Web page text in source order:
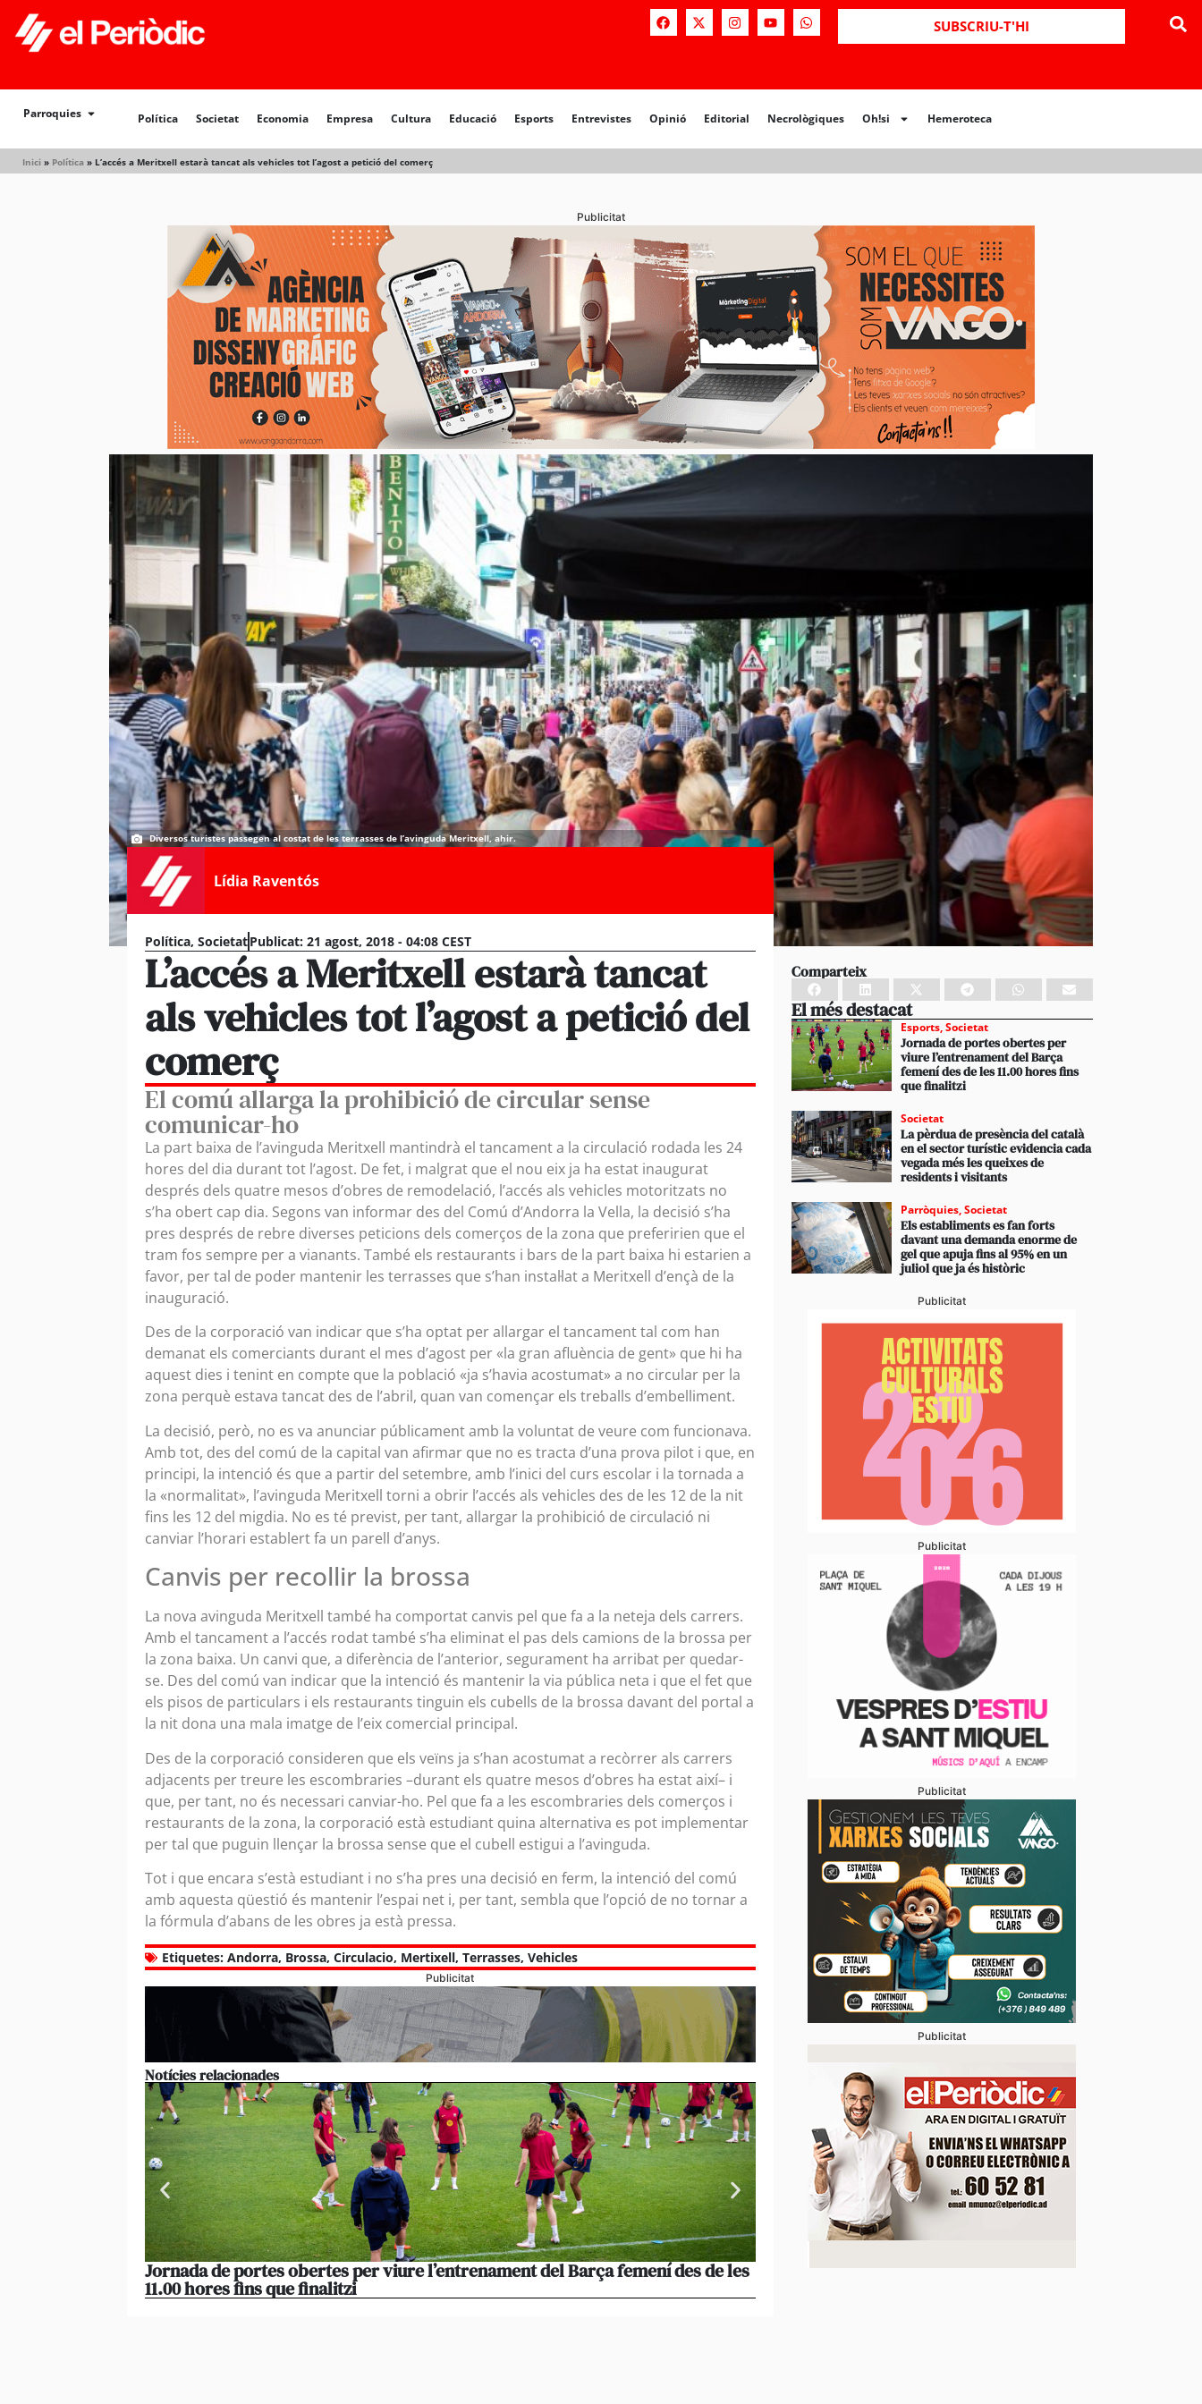
SUBSCRIU-T'HI
Parroquies Política Societat Economia Empresa Cultura Educació Esports Entrevistes Opinió Editorial Necrològiques Oh!si Hemeroteca
Inici » Política » L’accés a Meritxell estarà tancat als vehicles tot l’agost a petició del comerç
Política Societat Opinió Editorial Necrològiques Hemeroteca
Publicitat
Diversos turistes passegen al costat de les terrasses de l’avinguda Meritxell, ahir.
Lídia Raventós
Política, SocietatPublicat: 21 agost, 2018 - 04:08 CEST
L’accés a Meritxell estarà tancat
als vehicles tot l’agost a petició del
comerç
El comú allarga la prohibició de circular sense
comunicar-ho
La part baixa de l’avinguda Meritxell mantindrà el tancament a la circulació rodada les 24
hores del dia durant tot l’agost. De fet, i malgrat que el nou eix ja ha estat inaugurat
després dels quatre mesos d’obres de remodelació, l’accés als vehicles motoritzats no
s’ha obert cap dia. Segons van informar des del Comú d’Andorra la Vella, la decisió s’ha
pres després de rebre diverses peticions dels comerços de la zona que preferirien que el
tram fos sempre per a vianants. També els restaurants i bars de la part baixa hi estarien a
favor, per tal de poder mantenir les terrasses que s’han instal·lat a Meritxell d’ençà de la
inauguració.
Des de la corporació van indicar que s’ha optat per allargar el tancament tal com han
demanat els comerciants durant el mes d’agost per «la gran afluència de gent» que hi ha
aquest dies i tenint en compte que la població «ja s’havia acostumat» a no circular per la
zona perquè estava tancat des de l’abril, quan van començar els treballs d’embelliment.
La decisió, però, no es va anunciar públicament amb la voluntat de veure com funcionava.
Amb tot, des del comú de la capital van afirmar que no es tracta d’una prova pilot i que, en
principi, la intenció és que a partir del setembre, amb l’inici del curs escolar i la tornada a
la «normalitat», l’avinguda Meritxell torni a obrir l’accés als vehicles des de les 12 de la nit
fins les 12 del migdia. No es té previst, per tant, allargar la prohibició de circulació ni
canviar l’horari establert fa un parell d’anys.
Canvis per recollir la brossa
La nova avinguda Meritxell també ha comportat canvis pel que fa a la neteja dels carrers.
Amb el tancament a l’accés rodat també s’ha eliminat el pas dels camions de la brossa per
la zona baixa. Un canvi que, a diferència de l’anterior, segurament ha arribat per quedar-
se. Des del comú van indicar que la intenció és mantenir la via pública neta i que el fet que
els pisos de particulars i els restaurants tinguin els cubells de la brossa davant del portal a
la nit dona una mala imatge de l’eix comercial principal.
Des de la corporació consideren que els veïns ja s’han acostumat a recòrrer als carrers
adjacents per treure les escombraries –durant els quatre mesos d’obres ha estat així– i
que, per tant, no és necessari canviar-ho. Pel que fa a les escombraries dels comerços i
restaurants de la zona, la corporació està estudiant quina alternativa es pot implementar
per tal que puguin llençar la brossa sense que el cubell estigui a l’avinguda.
Tot i que encara s’està estudiant i no s’ha pres una decisió en ferm, la intenció del comú
amb aquesta qüestió és mantenir l’espai net i, per tant, sembla que l’opció de no tornar a
la fórmula d’abans de les obres ja està pressa.
Etiquetes: Andorra, Brossa, Circulacio, Mertixell, Terrasses, Vehicles
Publicitat
Notícies relacionades
Jornada de portes obertes per viure l’entrenament del Barça femení des de les
11.00 hores fins que finalitzi
La pèrdua de presència del català en el sector turístic
Comparteix
El més destacat
Esports,Societat
Jornada de portes obertes per
viure l’entrenament del Barça
femení des de les 11.00 hores fins
que finalitzi
Societat
La pèrdua de presència del català
en el sector turístic evidencia cada
vegada més les queixes de
residents i visitants
Parròquies,Societat
Els establiments es fan forts
davant una demanda enorme de
gel que apuja fins al 95% en un
juliol que ja és històric
Publicitat
Publicitat
Publicitat
Publicitat